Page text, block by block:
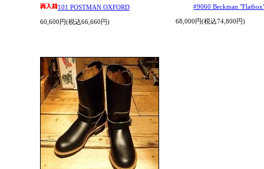
101 POSTMAN OXFORD
60,600円(税込66,660円)
#9060 Beckman
68,000円(税込74,800円)